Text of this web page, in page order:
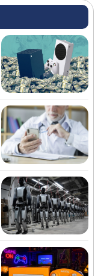
پزشکیان: مشروطه
همکاری تهران و بغداد
گفت‌وگوی تلفنی وزرای
وزارت خارجه یمن:
می‌شود
حمله یک شهپاد به یک